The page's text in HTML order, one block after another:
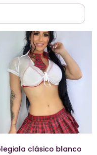
clásico blanco